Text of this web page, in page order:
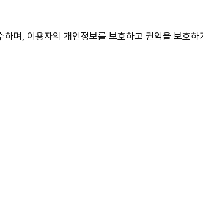
하며, 이용자의 개인정보를 보호하고 권익을 보호